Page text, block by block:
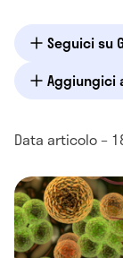
Seguici su
Aggiungici
Data articolo –